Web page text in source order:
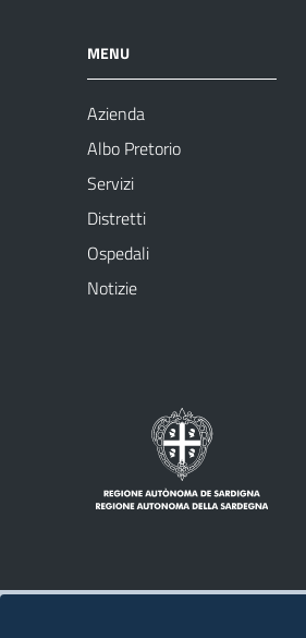
MENU
Azienda
Albo Pretorio
Servizi
Distretti
Ospedali
Notizie